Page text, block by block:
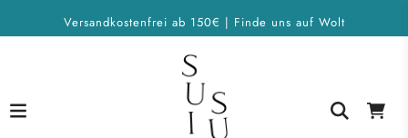
Versandkostenfrei ab 150€ | Finde uns auf Wolt